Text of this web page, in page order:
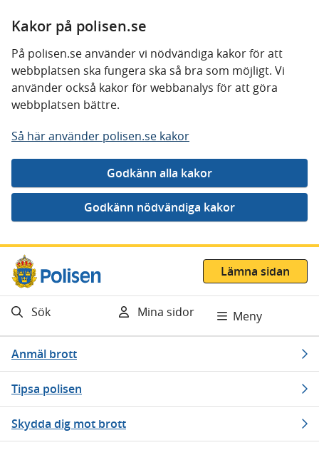
Kakor på polisen.se
På polisen.se använder vi nödvändiga kakor för att
webbplatsen ska fungera ska så bra som möjligt. Vi
använder också kakor för webbanalys för att göra
webbplatsen bättre.
Så här använder polisen.se kakor
Gå direkt till innehåll
Lämna sidan
Sök Mina sidor Meny
Anmäl brott
Tipsa polisen
Skydda dig mot brott